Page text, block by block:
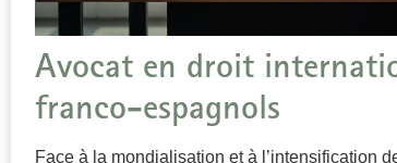
Avocat en droit
franco-espagnols
Face à la mondialisation et à l’intensification